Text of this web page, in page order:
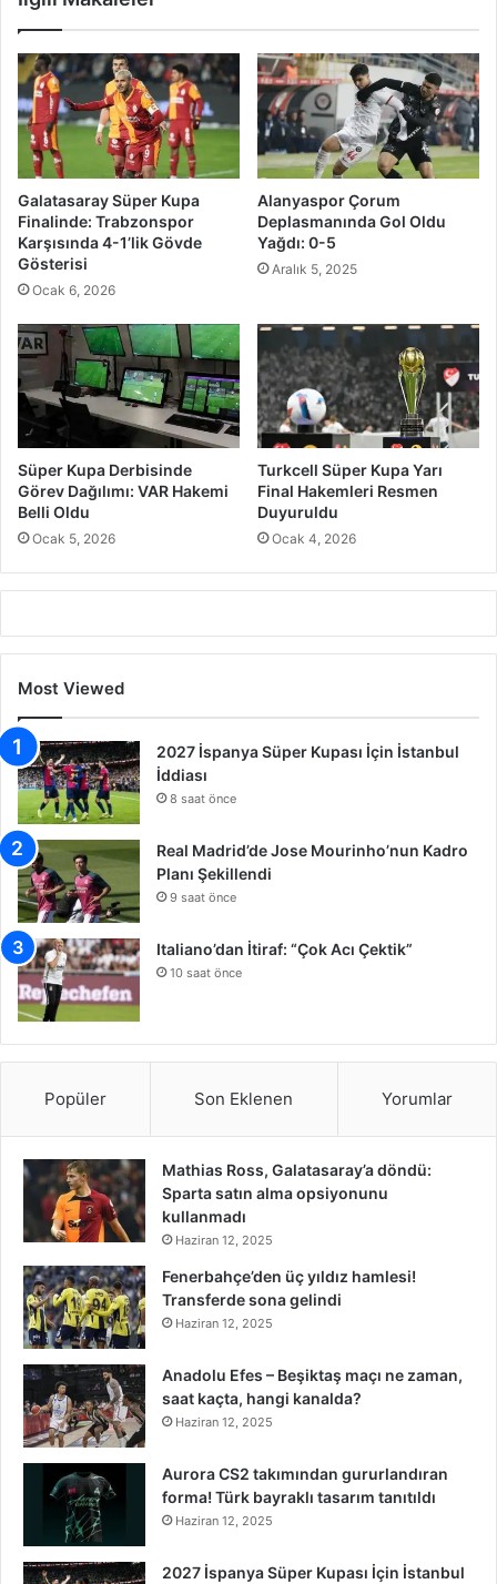
Galatasaray Süper Kupa
Finalinde: Trabzonspor
Karşısında 4-1’lik Gövde
Gösterisi
Ocak 6, 2026
Alanyaspor Çorum
Deplasmanında Gol Oldu
Yağdı: 0-5
Aralık 5, 2025
Süper Kupa Derbisinde
Görev Dağılımı: VAR Hakemi
Belli Oldu
Ocak 5, 2026
Turkcell Süper Kupa Yarı
Final Hakemleri Resmen
Duyuruldu
Ocak 4, 2026
Most Viewed
2027 İspanya Süper Kupası İçin İstanbul
İddiası
8 saat önce
Real Madrid’de Jose Mourinho’nun Kadro
Planı Şekillendi
9 saat önce
Italiano’dan İtiraf: “Çok Acı Çektik”
10 saat önce
Popüler Son Eklenen Yorumlar
Mathias Ross, Galatasaray’a döndü:
Sparta satın alma opsiyonunu
kullanmadı
Haziran 12, 2025
Fenerbahçe’den üç yıldız hamlesi!
Transferde sona gelindi
Haziran 12, 2025
Anadolu Efes – Beşiktaş maçı ne zaman,
saat kaçta, hangi kanalda?
Haziran 12, 2025
Aurora CS2 takımından gururlandıran
forma! Türk bayraklı tasarım tanıtıldı
Haziran 12, 2025
2027 İspanya Süper Kupası İçin İstanbul